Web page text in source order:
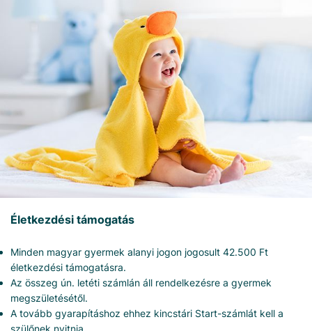
Életkezdési támogatás
Minden magyar gyermek alanyi jogon jogosult 42.500 Ft
életkezdési támogatásra.
Az összeg ún. letéti számlán áll rendelkezésre a gyermek
megszületésétől.
A tovább gyarapításhoz ehhez kincstári Start-számlát kell a